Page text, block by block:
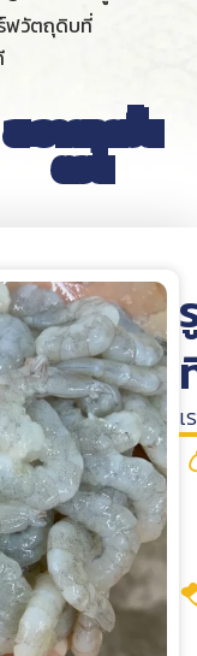
ฟวัตถุดิบที่
สะอาดทุกขั้น
ตอน